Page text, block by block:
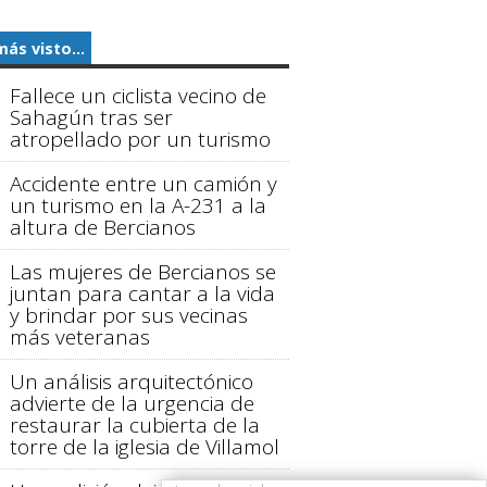
visto...
Fallece un ciclista vecino de
Sahagún tras ser
atropellado por un turismo
Accidente entre un camión y
un turismo en la A-231 a la
altura de Bercianos
Las mujeres de Bercianos se
juntan para cantar a la vida
y brindar por sus vecinas
más veteranas
Un análisis arquitectónico
advierte de la urgencia de
restaurar la cubierta de la
torre de la iglesia de Villamol